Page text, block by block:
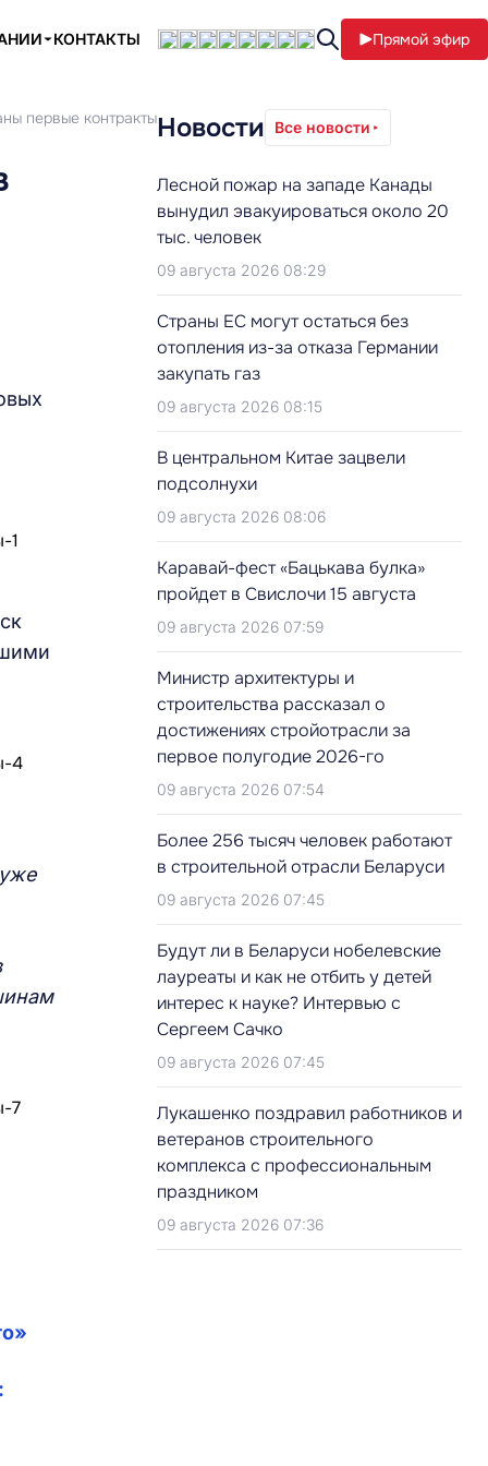
КОНТАКТЫ Прямой эфир
первые контрактыНовости Все новости
Лесной пожар на западе Канады
вынудил эвакуироваться около 20
тыс. человек
09 августа 2026 08:29
Страны ЕС могут остаться без
отопления из-за отказа Германии
закупать газ
09 августа 2026 08:15
В центральном Китае зацвели
подсолнухи
09 августа 2026 08:06
Каравай-фест «Бацькава булка»
пройдет в Свислочи 15 августа
09 августа 2026 07:59
Министр архитектуры и
строительства рассказал о
достижениях стройотрасли за
первое полугодие 2026-го
09 августа 2026 07:54
Более 256 тысяч человек работают
в строительной отрасли Беларуси
09 августа 2026 07:45
Будут ли в Беларуси нобелевские
лауреаты и как не отбить у детей
интерес к науке? Интервью с
Сергеем Сачко
09 августа 2026 07:45
Лукашенко поздравил работников и
ветеранов строительного
комплекса с профессиональным
праздником
09 августа 2026 07:36